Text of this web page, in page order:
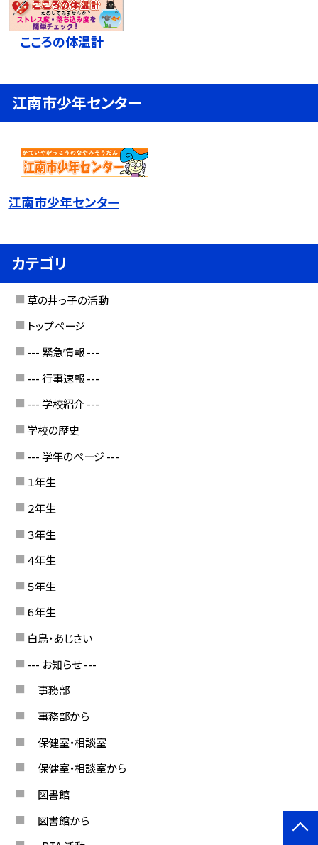
こころの体温計
江南市少年センター
江南市少年センター
カテゴリ
草の井っ子の活動
トップページ
--- 緊急情報 ---
--- 行事速報 ---
--- 学校紹介 ---
学校の歴史
--- 学年のページ ---
１年生
２年生
３年生
４年生
５年生
６年生
白鳥・あじさい
--- お知らせ ---
事務部
事務部から
保健室・相談室
保健室・相談室から
図書館
図書館から